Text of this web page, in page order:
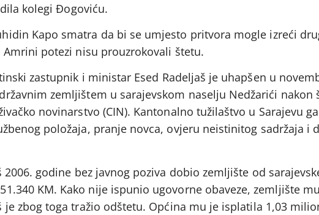
kolegi Đogoviću.
Kapo smatra da bi se umjesto pritvora mogle izreći
potezi nisu prouzrokovali štetu.
zastupnik i ministar Esed Radeljaš je uhapšen u
zemljištem u sarajevskom naselju Nedžarići nakon
novinarstvo (CIN). Kantonalno tužilaštvo u Sarajevu
položaja, pranje novca, ovjeru neistinitog sadržaja i
2006. godine bez javnog poziva dobio zemljište od
KM. Kako nije ispunio ugovorne obaveze, zemljište
je zbog toga tražio odštetu. Općina mu je isplatila 1,03